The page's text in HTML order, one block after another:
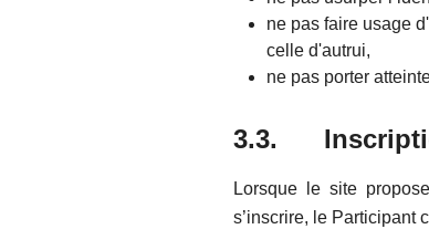
ne pas faire usage
celle d'autrui,
ne pas porter
3.3.
Lorsque le site
s’inscrire, le Participant